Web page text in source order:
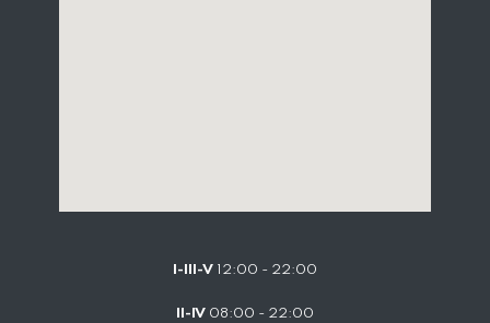
I-III-V 12:00 - 22:00
II-IV 08:00 - 22:00